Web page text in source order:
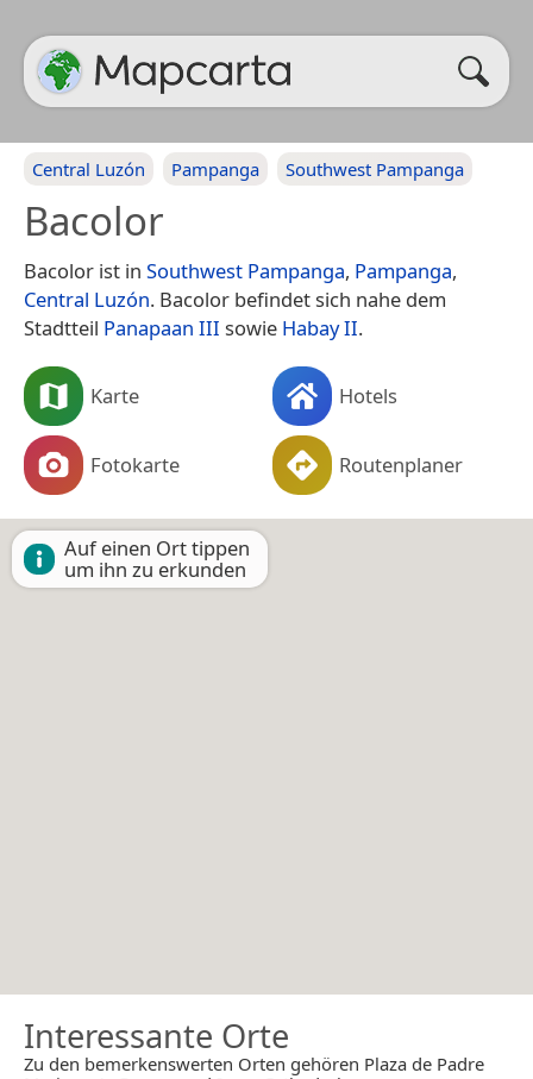
Central Luzón Pampanga Southwest Pampanga
Bacolor
Bacolor ist in Southwest Pampanga, Pampanga,
Central Luzón. Bacolor befindet sich nahe dem
Stadtteil Panapaan III sowie Habay II.
Karte Hotels
Fotokarte Routenplaner
Auf einen Ort tippen
um ihn zu erkunden
Interessante Orte
Zu den bemerkenswerten Orten gehören Plaza de Padre